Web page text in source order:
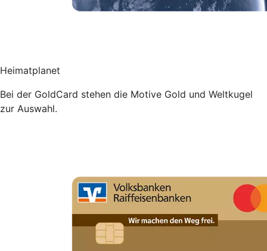
Heimatplanet
Bei der GoldCard stehen die Motive Gold und Weltkugel
zur Auswahl.